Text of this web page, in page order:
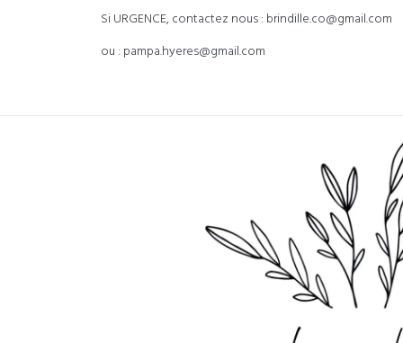
Si URGENCE, contactez nous : brindille.co@gmail.com
ou : pampa.hyeres@gmail.com